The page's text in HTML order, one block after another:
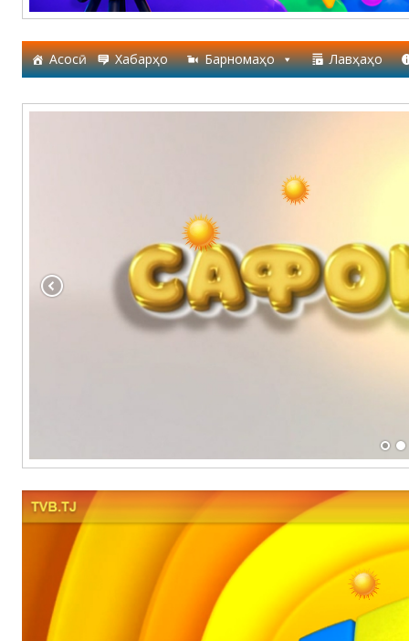
Асосӣ Хабарҳо Барномаҳо Лавҳаҳо